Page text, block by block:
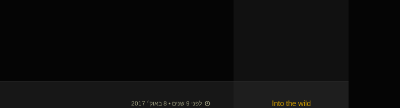
Into the wild לפני 9 שנים • 8 באוק׳ 2017